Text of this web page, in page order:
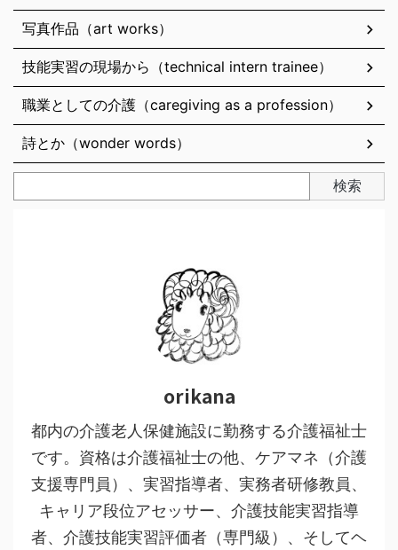
写真作品（art works）
技能実習の現場から（technical intern trainee）
職業としての介護（caregiving as a profession）
詩とか（wonder words）
検索
orikana
都内の介護老人保健施設に勤務する介護福祉士
です。資格は介護福祉士の他、ケアマネ（介護
支援専門員）、実習指導者、実務者研修教員、
キャリア段位アセッサー、介護技能実習指導
者、介護技能実習評価者（専門級）、そしてヘ